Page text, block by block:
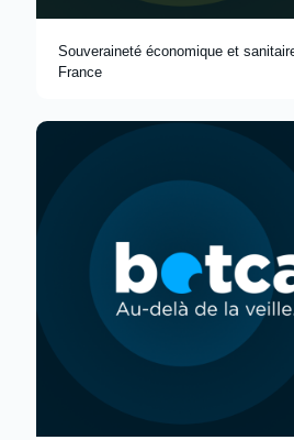
Souveraineté économique et
France